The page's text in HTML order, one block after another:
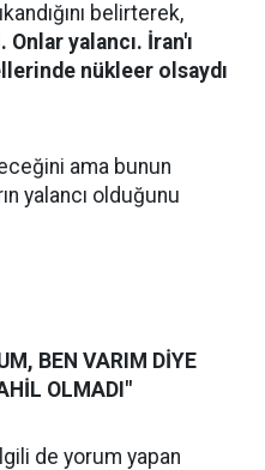
belirterek,
yalancı. İran'ı
nükleer olsaydı
ama bunun
yalancı olduğunu
BEN VARIM DİYE
OLMADI"
de yorum yapan